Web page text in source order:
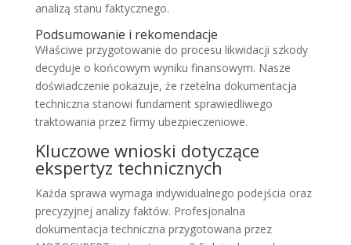
analizą stanu faktycznego.
Podsumowanie i rekomendacje
Właściwe przygotowanie do procesu likwidacji szkody
decyduje o końcowym wyniku finansowym. Nasze
doświadczenie pokazuje, że rzetelna dokumentacja
techniczna stanowi fundament sprawiedliwego
traktowania przez firmy ubezpieczeniowe.
Kluczowe wnioski dotyczące
ekspertyz technicznych
Każda sprawa wymaga indywidualnego podejścia oraz
precyzyjnej analizy faktów. Profesjonalna
dokumentacja techniczna przygotowana przez